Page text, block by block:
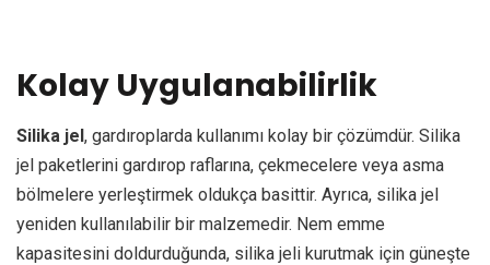
Kolay Uygulanabilirlik
Silika jel, gardıroplarda kullanımı kolay bir çözümdür. Silika
jel paketlerini gardırop raflarına, çekmecelere veya asma
bölmelere yerleştirmek oldukça basittir. Ayrıca, silika jel
yeniden kullanılabilir bir malzemedir. Nem emme
kapasitesini doldurduğunda, silika jeli kurutmak için güneşte